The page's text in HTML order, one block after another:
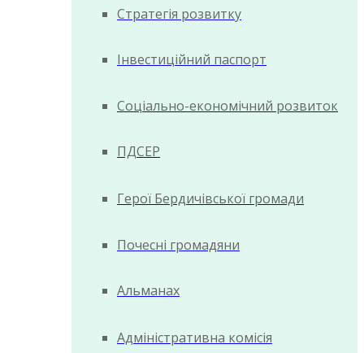
Стратегія розвитку
Інвестиційний паспорт
Соціально-економічний розвиток
ПДСЕР
Герої Бердичівської громади
Почесні громадяни
Альманах
Адміністративна комісія